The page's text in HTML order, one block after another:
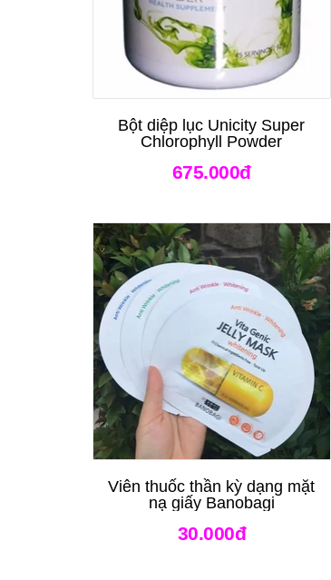
Bột diệp lục Unicity Super
Chlorophyll Powder
675.000đ
Viên thuốc thần kỳ dạng mặt
nạ giấy Banobagi
30.000đ